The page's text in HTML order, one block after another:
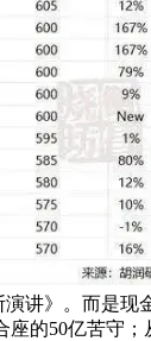
讲》。而是
的50亿苦守